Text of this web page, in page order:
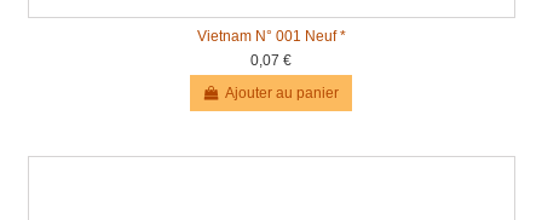
Vietnam N° 001 Neuf *
0,07 €
Ajouter au panier